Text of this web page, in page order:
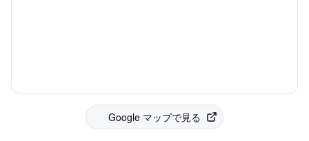
Google マップで見る